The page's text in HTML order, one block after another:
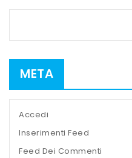
META
Accedi
Inserimenti Feed
Feed Dei Commenti